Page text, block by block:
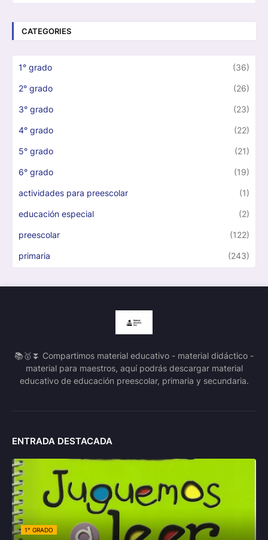
CATEGORIES
1° grado (36)
2° grado (26)
3° grado (23)
4° grado (22)
5° grado (21)
6° grado (19)
actividades para preescolar (1)
educación especial (2)
preescolar (122)
primaria (243)
📚🥇⏬ Compartimos material educativo - material didáctico -
material para maestros, aquí podrás descargar material
educativo de educación preescolar, primaria y secundaria.
ENTRADA DESTACADA
1° GRADO